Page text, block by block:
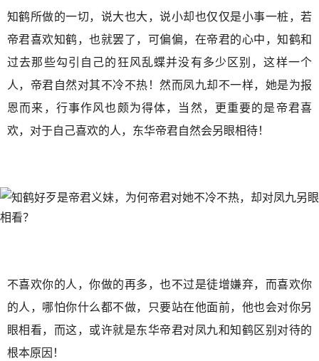
知鹤所做的一切，说大也大，说小却也仅仅是小事一桩，若
帝君喜欢知鹤，也就罢了，可偏偏，在帝君的心中，知鹤和
过去那些勾引自己的狂风乱蝶并没有多少区别，这样一个
人，帝君自然对其不冷不热！然而凤九却不一样，她是为报
恩而来，行事作风也颇为得体，当然，更重要的是帝君喜
欢，对于自己喜欢的人，东华帝君自然会另眼相待！
不喜欢你的人，你做的再多，也不过是徒增嫌弃，而喜欢你
的人，哪怕你什么都不做，只要站在他面前，他也会对你另
眼相看，而这，或许就是东华帝君对凤九和知鹤区别对待的
根本原因！